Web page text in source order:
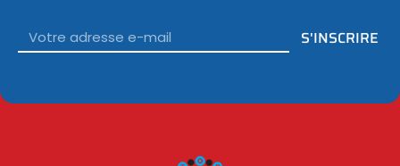
S'INSCRIRE